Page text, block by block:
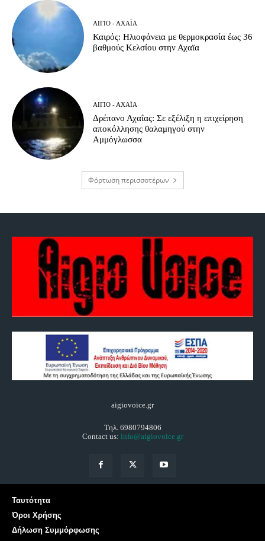
ΑΊΓΙΟ - ΑΧΑΪ́Α
Καιρός: Ηλιοφάνεια με θερμοκρασία έως 36
βαθμούς Κελσίου στην Αχαϊα
ΑΊΓΙΟ - ΑΧΑΪ́Α
Δρέπανο Αχαΐας: Σε εξέλιξη η επιχείρηση
αποκόλλησης θαλαμηγού στην
Αμμόγλωσσα
Φόρτωση περισσοτέρων
aigiovoice.gr
Τηλ. 6980794806
Contact us: info@aigiovoice.gr
Ταυτότητα
Όροι Χρήσης
Δήλωση Συμμόρφωσης